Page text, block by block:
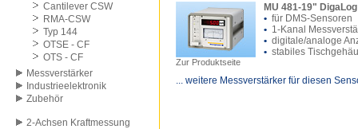
Cantilever CSW
RMA-CSW
Typ 144
OTSE - CF
OTS - CF
Messverstärker
Industrieelektronik
Zubehör
2-Achsen Kraftmessung
Zur Produktseite
MU 481-19" DigaLog
• für DMS-Sensoren
• 1-Kanal
• digitale/analoge
• stabiles
... weitere Messverstärker für diesen